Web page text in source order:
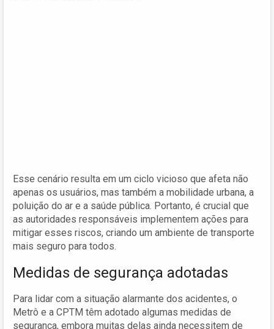
Esse cenário resulta em um ciclo vicioso que afeta não
apenas os usuários, mas também a mobilidade urbana, a
poluição do ar e a saúde pública. Portanto, é crucial que
as autoridades responsáveis implementem ações para
mitigar esses riscos, criando um ambiente de transporte
mais seguro para todos.
Medidas de segurança adotadas
Para lidar com a situação alarmante dos acidentes, o
Metrô e a CPTM têm adotado algumas medidas de
segurança, embora muitas delas ainda necessitem de